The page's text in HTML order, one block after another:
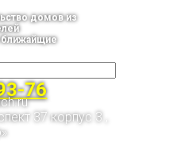
домов из
76
37 корпус 3 ,